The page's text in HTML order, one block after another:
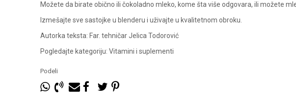
Možete da birate obično ili čokoladno mleko, kome šta više odgovara, ili možete
Izmešajte sve sastojke u blenderu i uživajte u kvalitetnom obroku.
Autorka teksta: Far. tehničar Jelica Todorović
Pogledajte kategoriju: Vitamini i suplementi
Podeli